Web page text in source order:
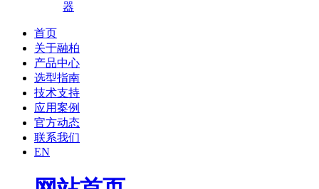
器
首页
关于融柏
产品中心
选型指南
技术支持
应用案例
官方动态
联系我们
EN